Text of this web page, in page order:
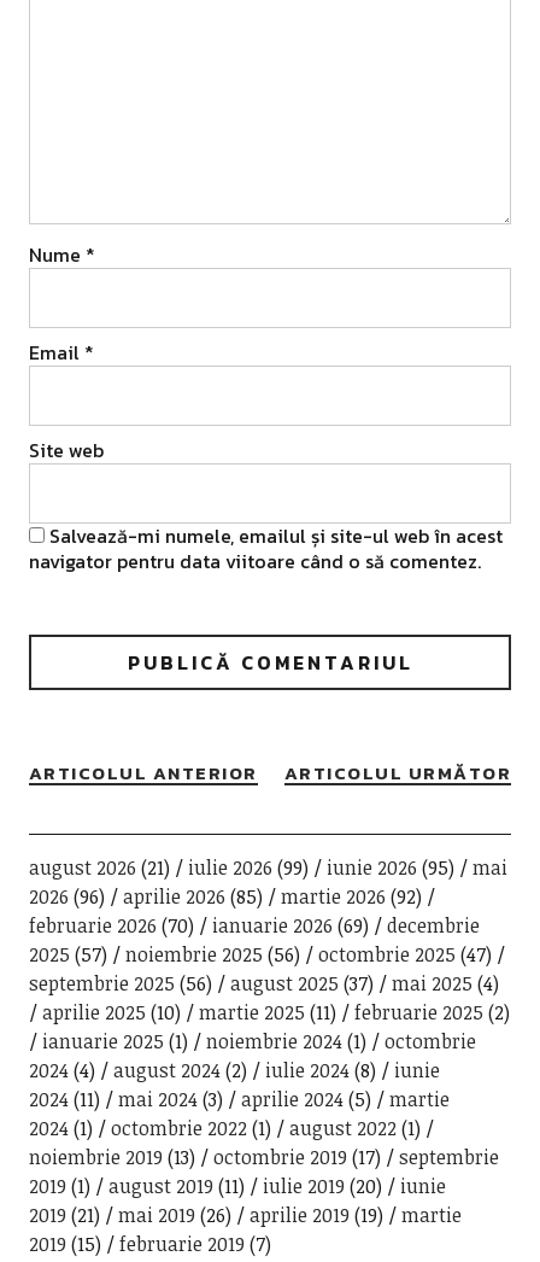
Nume *
Email *
Site web
Salvează-mi numele, emailul și site-ul web în acest
navigator pentru data viitoare când o să comentez.
ARTICOLUL ANTERIOR ARTICOLUL URMĂTOR
august 2026 (21) iulie 2026 (99) iunie 2026 (95)
mai
2026 (96) aprilie 2026 (85) martie 2026 (92)
februarie 2026 (70) ianuarie 2026 (69)
decembrie
2025 (57) noiembrie 2025 (56) octombrie 2025 (47)
septembrie 2025 (56) august 2025 (37) mai 2025 (4)
aprilie 2025 (10) martie 2025 (11) februarie 2025 (2)
ianuarie 2025 (1) noiembrie 2024(1)
octombrie
2024(4) august 2024(2) iulie 2024(8)
iunie
2024(11) mai 2024(3) aprilie 2024(5)
martie
2024(1) octombrie 2022(1) august 2022(1)
noiembrie 2019 (13) octombrie 2019 (17)
septembrie
2019 (1) august 2019 (11) iulie 2019 (20)
iunie
2019 (21) mai 2019 (26) aprilie 2019 (19)
martie
2019 (15) februarie 2019 (7)